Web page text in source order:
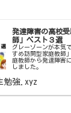
発達障害の高校
師」ベスト３選
グレーゾーンが本気
すめ訪問型家庭教師
庭教師から発達障害
しました。
勉強.xyz